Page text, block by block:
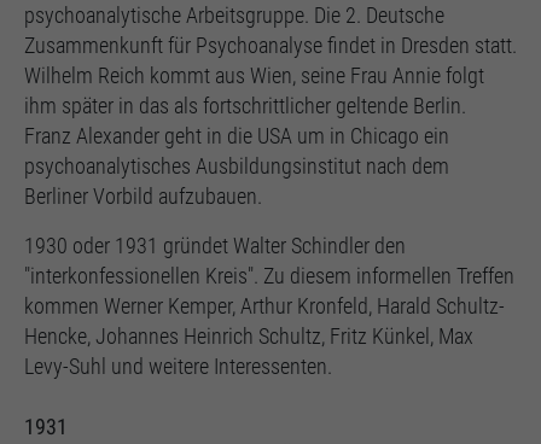
psychoanalytische Arbeitsgruppe. Die 2. Deutsche
Zusammenkunft für Psychoanalyse findet in Dresden statt.
Wilhelm Reich kommt aus Wien, seine Frau Annie folgt
ihm später in das als fortschrittlicher geltende Berlin.
Franz Alexander geht in die USA um in Chicago ein
psychoanalytisches Ausbildungsinstitut nach dem
Berliner Vorbild aufzubauen.
1930 oder 1931 gründet Walter Schindler den
"interkonfessionellen Kreis". Zu diesem informellen Treffen
kommen Werner Kemper, Arthur Kronfeld, Harald Schultz-
Hencke, Johannes Heinrich Schultz, Fritz Künkel, Max
Levy-Suhl und weitere Interessenten.
1931